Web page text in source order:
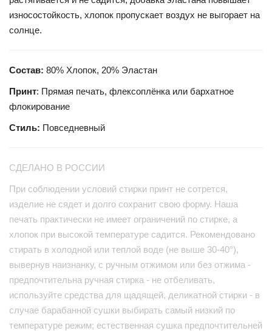
износостойкость, хлопок пропускает воздух не выгорает на
солнце.
Состав: 80% Хлопок, 20% Эластан
Принт: Прямая печать, флексоплёнка или бархатное
флокирование
Стиль: Повседневный
СДЕЛАНО В РОССИИ
При соблюдении условий стирки принт не сотрется,
изделие не сядет и долго сохранит свою форму. Наша
печать практически не имеет ограничений по стирке, а
хлопок при высокой температуре садится. Рекомендовано
стирать в холодной или теплой воде (не выше 30-40°),
вывернув наизнанку, с ручным отжимом или без отжима -
предпочтительна ручная стирка - не отбеливать,
используйте средства для щадящей, деликатной стирки - в
случае барабанной сушки выбирать самый низкий по
температуре режим; естественная сушка предпочтительней